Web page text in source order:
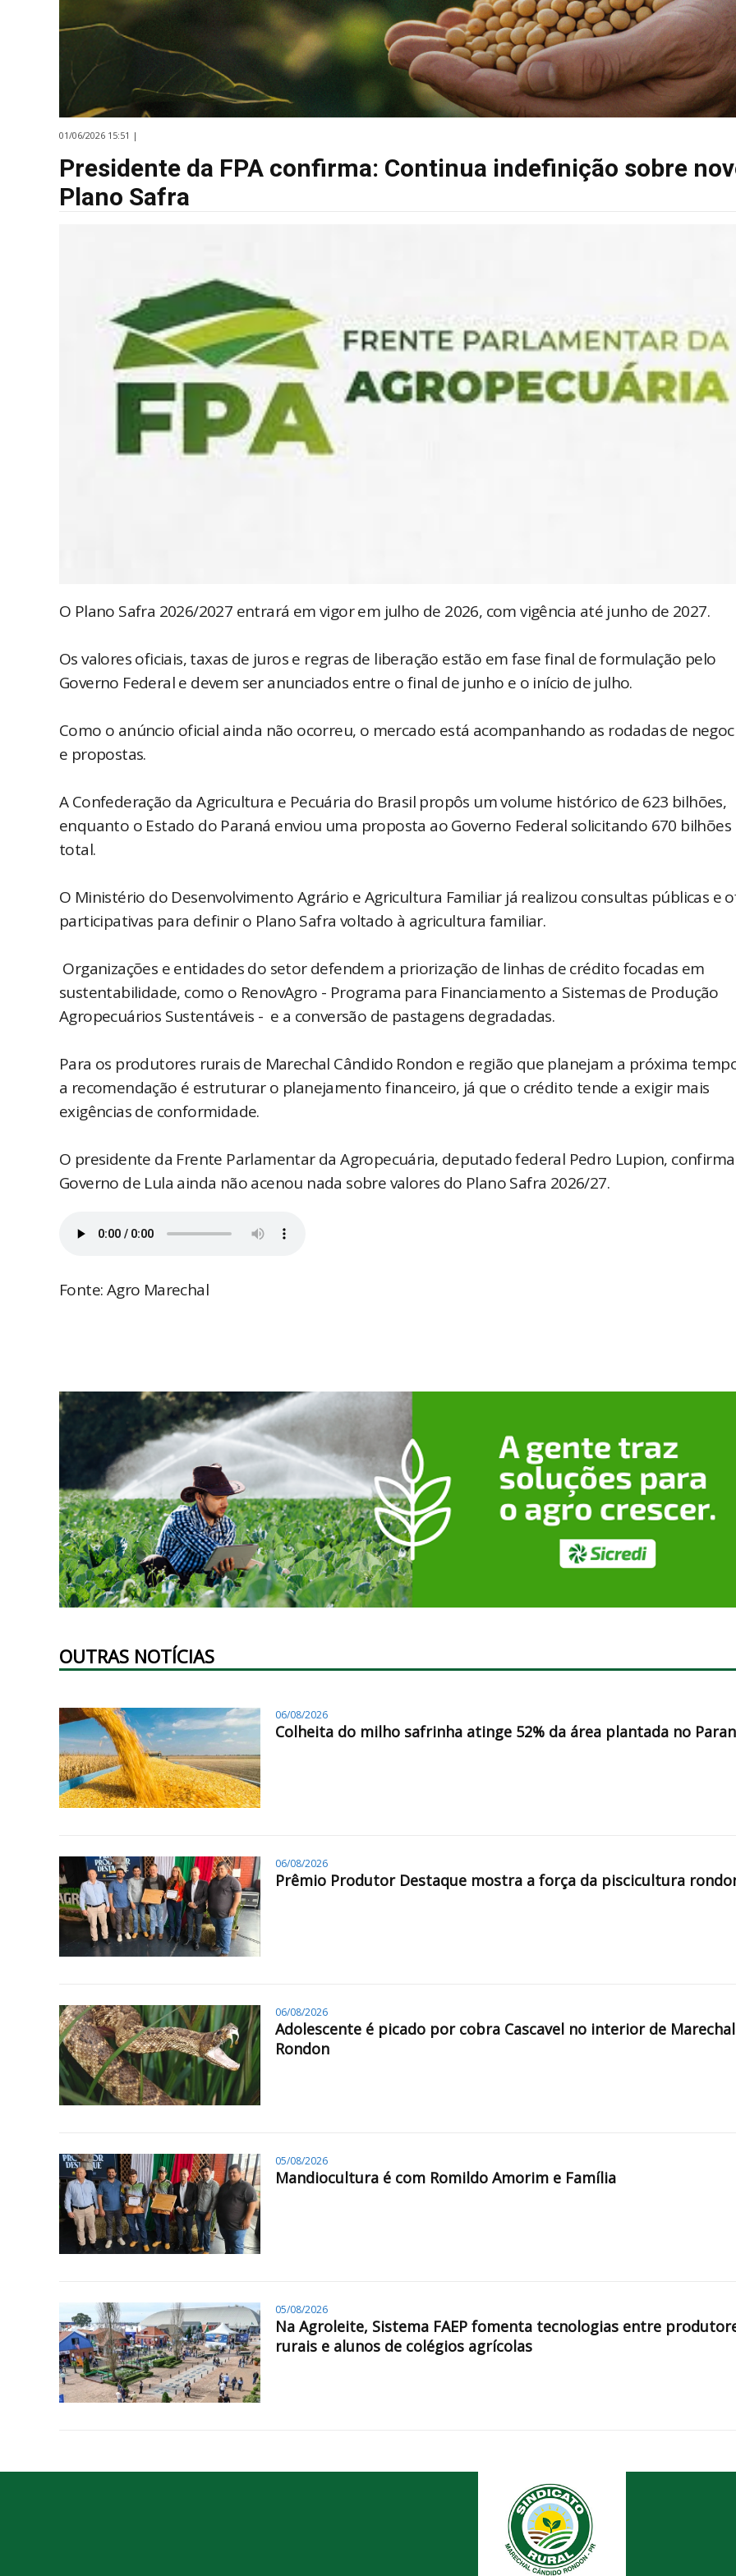
01/06/2026 15:51 |
Presidente da FPA confirma: Continua indefinição sobre
Plano Safra
O Plano Safra 2026/2027 entrará em vigor em julho de 2026, com vigência até junho de 2027.
Os valores oficiais, taxas de juros e regras de liberação estão em fase final de formulação pelo
Governo Federal e devem ser anunciados entre o final de junho e o início de julho.
Como o anúncio oficial ainda não ocorreu, o mercado está acompanhando as rodadas de
e propostas.
A Confederação da Agricultura e Pecuária do Brasil propôs um volume histórico de 623 bilhões,
enquanto o Estado do Paraná enviou uma proposta ao Governo Federal solicitando 670 bilhões
total.
O Ministério do Desenvolvimento Agrário e Agricultura Familiar já realizou consultas públicas e
participativas para definir o Plano Safra voltado à agricultura familiar.
Organizações e entidades do setor defendem a priorização de linhas de crédito focadas em
sustentabilidade, como o RenovAgro - Programa para Financiamento a Sistemas de Produção
Agropecuários Sustentáveis - e a conversão de pastagens degradadas.
Para os produtores rurais de Marechal Cândido Rondon e região que planejam a próxima
a recomendação é estruturar o planejamento financeiro, já que o crédito tende a exigir mais
exigências de conformidade.
O presidente da Frente Parlamentar da Agropecuária, deputado federal Pedro Lupion,
Governo de Lula ainda não acenou nada sobre valores do Plano Safra 2026/27.
Fonte: Agro Marechal
OUTRAS NOTÍCIAS
06/08/2026
Colheita do milho safrinha atinge 52% da área plantada no
06/08/2026
Prêmio Produtor Destaque mostra a força da piscicultura
06/08/2026
Adolescente é picado por cobra Cascavel no interior de Marechal
Rondon
05/08/2026
Mandiocultura é com Romildo Amorim e Família
05/08/2026
Na Agroleite, Sistema FAEP fomenta tecnologias entre
rurais e alunos de colégios agrícolas